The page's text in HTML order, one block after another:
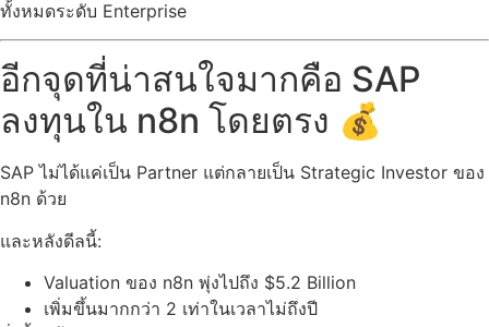
ทั้งหมดระดับ Enterprise
อีกจุดที่น่าสนใจมากคือ SAP
ลงทุนใน n8n โดยตรง 💰
SAP ไม่ได้แค่เป็น Partner แต่กลายเป็น Strategic Investor ของ
n8n ด้วย
และหลังดีลนี้:
Valuation ของ n8n พุ่งไปถึง $5.2 Billion
เพิ่มขึ้นมากกว่า 2 เท่าในเวลาไม่ถึงปี